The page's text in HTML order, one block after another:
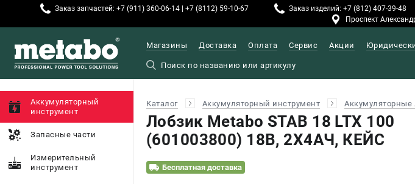
Заказ запчастей: +7 (911) 360-06-14 | +7 (8112) 59-10-67 Заказ изделий: +7 (812) 407-39-48
Проспект
Магазины Доставка Оплата Сервис Акции
Аккумуляторный
инструмент
Запасные части
Измерительный
инструмент
Каталог Аккумуляторный инструмент Аккумуляторные
Лобзик Metabo STAB 18 LTX 100
(601003800) 18В, 2X4АЧ, КЕЙС
Бесплатная доставка